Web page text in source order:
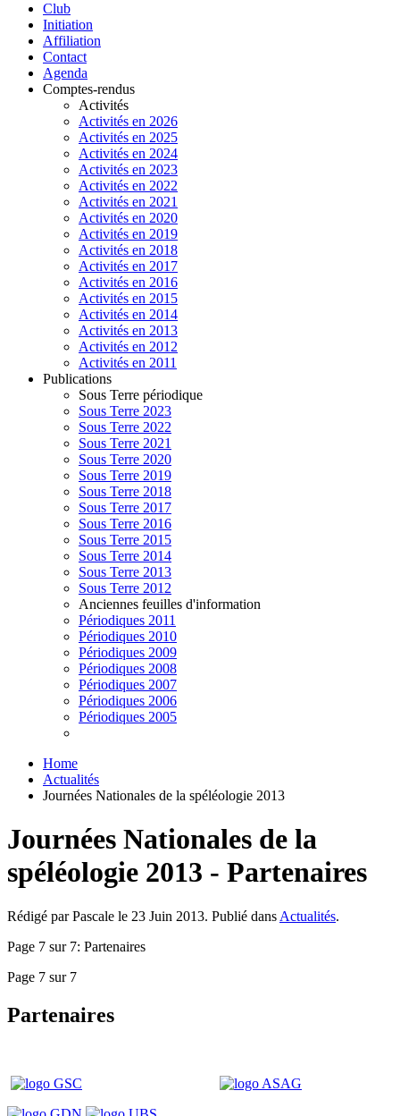
Club
Initiation
Affiliation
Contact
Agenda
Comptes-rendus
Activités
Activités en 2026
Activités en 2025
Activités en 2024
Activités en 2023
Activités en 2022
Activités en 2021
Activités en 2020
Activités en 2019
Activités en 2018
Activités en 2017
Activités en 2016
Activités en 2015
Activités en 2014
Activités en 2013
Activités en 2012
Activités en 2011
Publications
Sous Terre périodique
Sous Terre 2023
Sous Terre 2022
Sous Terre 2021
Sous Terre 2020
Sous Terre 2019
Sous Terre 2018
Sous Terre 2017
Sous Terre 2016
Sous Terre 2015
Sous Terre 2014
Sous Terre 2013
Sous Terre 2012
Anciennes feuilles d'information
Périodiques 2011
Périodiques 2010
Périodiques 2009
Périodiques 2008
Périodiques 2007
Périodiques 2006
Périodiques 2005
Home
Actualités
Journées Nationales de la spéléologie 2013
Journées Nationales de la
spéléologie 2013 - Partenaires
Rédigé par Pascale le 23 Juin 2013. Publié dans Actualités.
Page 7 sur 7: Partenaires
Page 7 sur 7
Partenaires